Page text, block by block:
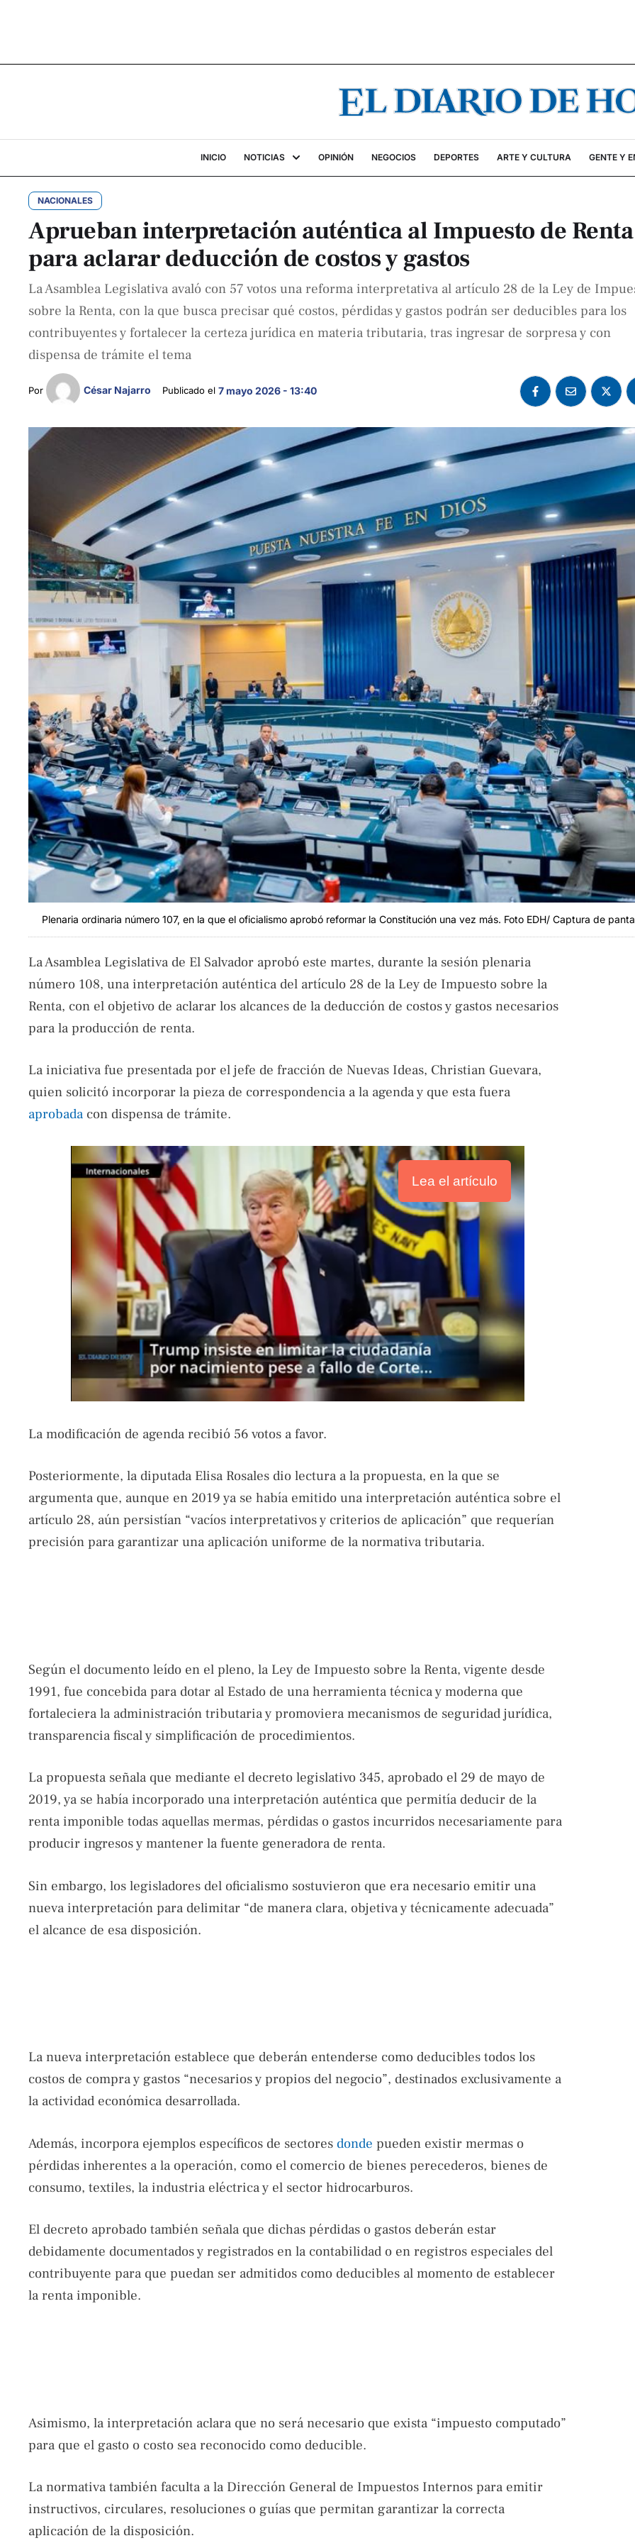
INICIO NOTICIAS OPINIÓN NEGOCIOS DEPORTES ARTE Y CULTURA GENTE Y
NACIONALES
Aprueban interpretación auténtica al Impuesto de Renta
para aclarar deducción de costos y gastos
La Asamblea Legislativa avaló con 57 votos una reforma interpretativa al artículo 28 de la Ley de
sobre la Renta, con la que busca precisar qué costos, pérdidas y gastos podrán ser deducibles para los
contribuyentes y fortalecer la certeza jurídica en materia tributaria, tras ingresar de sorpresa y con
dispensa de trámite el tema
Por César Najarro Publicado el 7 mayo 2026 - 13:40
Plenaria ordinaria número 107, en la que el oficialismo aprobó reformar la Constitución una vez más. Foto EDH/ Captura de
La Asamblea Legislativa de El Salvador aprobó este martes, durante la sesión plenaria
número 108, una interpretación auténtica del artículo 28 de la Ley de Impuesto sobre la
Renta, con el objetivo de aclarar los alcances de la deducción de costos y gastos necesarios
para la producción de renta.
La iniciativa fue presentada por el jefe de fracción de Nuevas Ideas, Christian Guevara,
quien solicitó incorporar la pieza de correspondencia a la agenda y que esta fuera
aprobada con dispensa de trámite.
Lea el artículo
La modificación de agenda recibió 56 votos a favor.
Posteriormente, la diputada Elisa Rosales dio lectura a la propuesta, en la que se
argumenta que, aunque en 2019 ya se había emitido una interpretación auténtica sobre el
artículo 28, aún persistían “vacíos interpretativos y criterios de aplicación” que requerían
precisión para garantizar una aplicación uniforme de la normativa tributaria.
Según el documento leído en el pleno, la Ley de Impuesto sobre la Renta, vigente desde
1991, fue concebida para dotar al Estado de una herramienta técnica y moderna que
fortaleciera la administración tributaria y promoviera mecanismos de seguridad jurídica,
transparencia fiscal y simplificación de procedimientos.
La propuesta señala que mediante el decreto legislativo 345, aprobado el 29 de mayo de
2019, ya se había incorporado una interpretación auténtica que permitía deducir de la
renta imponible todas aquellas mermas, pérdidas o gastos incurridos necesariamente para
producir ingresos y mantener la fuente generadora de renta.
Sin embargo, los legisladores del oficialismo sostuvieron que era necesario emitir una
nueva interpretación para delimitar “de manera clara, objetiva y técnicamente adecuada”
el alcance de esa disposición.
La nueva interpretación establece que deberán entenderse como deducibles todos los
costos de compra y gastos “necesarios y propios del negocio”, destinados exclusivamente a
la actividad económica desarrollada.
Además, incorpora ejemplos específicos de sectores donde pueden existir mermas o
pérdidas inherentes a la operación, como el comercio de bienes perecederos, bienes de
consumo, textiles, la industria eléctrica y el sector hidrocarburos.
El decreto aprobado también señala que dichas pérdidas o gastos deberán estar
debidamente documentados y registrados en la contabilidad o en registros especiales del
contribuyente para que puedan ser admitidos como deducibles al momento de establecer
la renta imponible.
Asimismo, la interpretación aclara que no será necesario que exista “impuesto computado”
para que el gasto o costo sea reconocido como deducible.
La normativa también faculta a la Dirección General de Impuestos Internos para emitir
instructivos, circulares, resoluciones o guías que permitan garantizar la correcta
aplicación de la disposición.